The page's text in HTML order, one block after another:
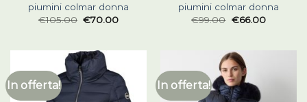
piumini colmar donna
€105.00 €70.00
piumini colmar donna
€99.00 €66.00
In offerta! In offerta!